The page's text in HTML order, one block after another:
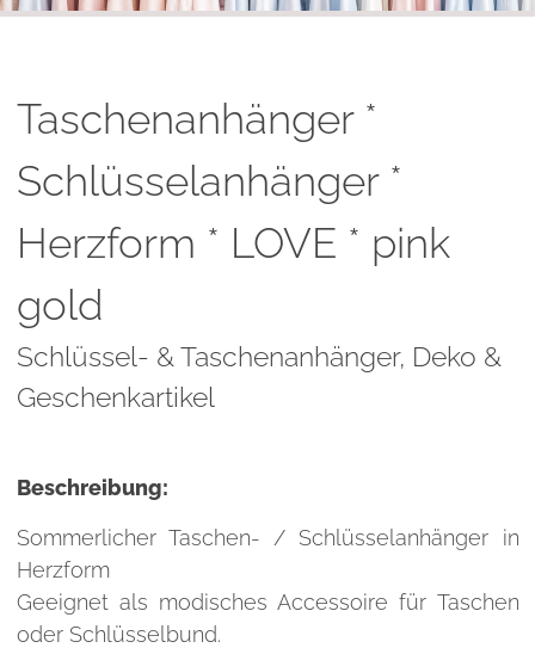
Taschenanhänger *
Schlüsselanhänger *
Herzform * LOVE * pink
gold
Schlüssel- & Taschenanhänger, Deko &
Geschenkartikel
Beschreibung:
Sommerlicher Taschen- / Schlüsselanhänger in
Herzform
Geeignet als modisches Accessoire für Taschen
oder Schlüsselbund.